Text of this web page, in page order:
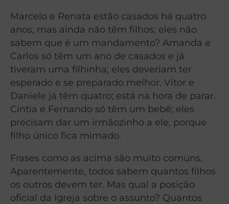
Marcelo e Renata estão casados há quatro
anos, mas ainda não têm filhos; eles não
sabem que é um mandamento? Amanda e
Carlos só têm um ano de casados e já
tiveram uma filhinha; eles deveriam ter
esperado e se preparado melhor. Vitor e
Daniele já têm quatro; está na hora de parar.
Cíntia e Fernando só têm um bebê; eles
precisam dar um irmãozinho a ele, porque
filho único fica mimado.
Frases como as acima são muito comuns.
Aparentemente, todos sabem quantos filhos
os outros devem ter. Mas qual a posição
oficial da Igreja sobre o assunto? Quantos